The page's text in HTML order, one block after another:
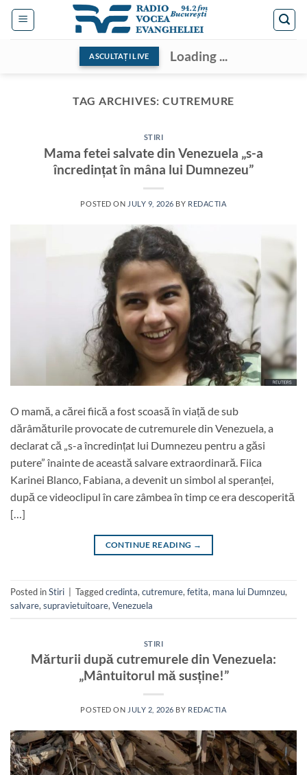
Skip
ASCULTAȚI LIVE Loading ...
TAG ARCHIVES: CUTREMURE
STIRI
Mama fetei salvate din Venezuela „s-a
încredințat în mâna lui Dumnezeu”
POSTED ON JULY 9, 2026 BY REDACTIA
O mamă, a cărei fiică a fost scoasă în viață de sub
dărâmăturile provocate de cutremurele din Venezuela, a
declarat că „s-a încredințat lui Dumnezeu pentru a găsi
putere” înainte de această salvare extraordinară. Fiica
Karinei Blanco, Fabiana, a devenit un simbol al speranței,
după ce videoclipul în care zâmbea în timp ce era descoperită
[…]
CONTINUE READING →
Posted inStiri Taggedcredinta, cutremure, fetita, mana lui Dumnzeu,
salvare, supravietuitoare, Venezuela
STIRI
Mărturii după cutremurele din Venezuela:
„Mântuitorul mă susține!”
POSTED ON JULY 2, 2026 BY REDACTIA